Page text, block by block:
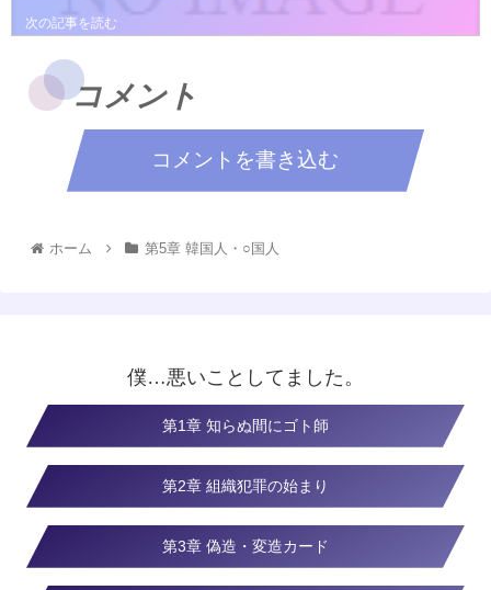
コメント
コメントを書き込む
ホーム 第5章 韓国人・○国人
僕…悪いことしてました。
第1章 知らぬ間にゴト師
第2章 組織犯罪の始まり
第3章 偽造・変造カード